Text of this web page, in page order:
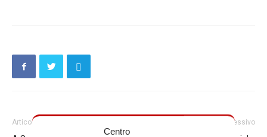
Centro
Articolo precedente Articolo successivo